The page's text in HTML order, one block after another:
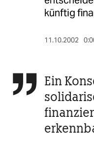
künftig
11.10.2002
 Ein